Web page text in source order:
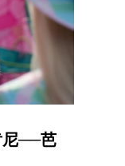
尼──芭